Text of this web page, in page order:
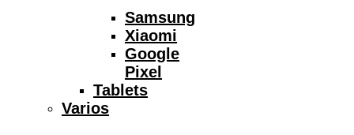
Samsung
Xiaomi
Google
Pixel
Tablets
Varios